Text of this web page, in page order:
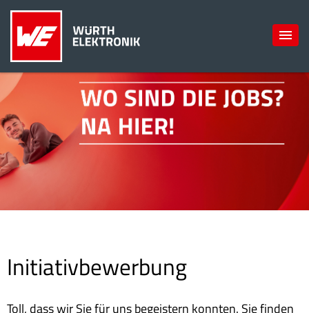
Initiativbewerbung
Toll, dass wir Sie für uns begeistern konnten. Sie finden